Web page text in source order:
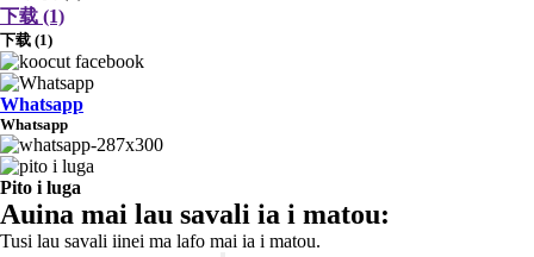
下载 (1)
下载 (1)
Whatsapp
Whatsapp
Pito i luga
Auina mai lau savali ia i matou:
Tusi lau savali iinei ma lafo mai ia i matou.